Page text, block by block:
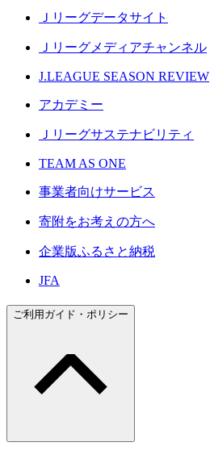
Ｊリーグデータサイト
Ｊリーグメディアチャンネル
J.LEAGUE SEASON REVIEW
アカデミー
Ｊリーグサステナビリティ
TEAM AS ONE
事業者向けサービス
寄附をお考えの方へ
企業版ふるさと納税
JFA
ご利用ガイド・ポリシー